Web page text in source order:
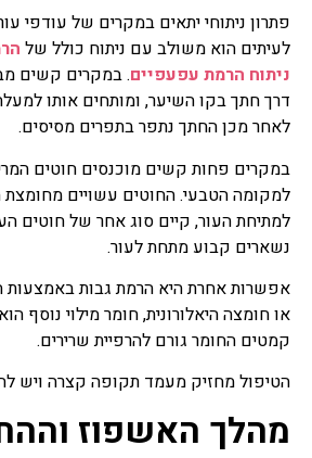
פתרון ניתוחי יתאים במקרים של עודפי
לעיתים הוא משולב עם ניתוח כולל של
ניתוח הרמת עפעפיים. במקרים קשים
דרך חתך בקו השיער, ומותחים אותו
לאחר מכן החתך נתפר בתפרים מסיסים.
במקרים פחות קשים מוכנסים חוטים
למקומה הטבעי. החוטים עשויים
למתיחת העור, קיים סוג אחר של חוטים
נשארים קבוע מתחת לעור.
אפשרות אחרת היא הרמת גבות באמצעות
או חומצה היאלורונית, חומר מילוי נוסף
קמטים החומר גורם להרפיית שרירים.
הטיפול מחזיק מעמד תקופה קצרה ויש
מהלך האשפוז